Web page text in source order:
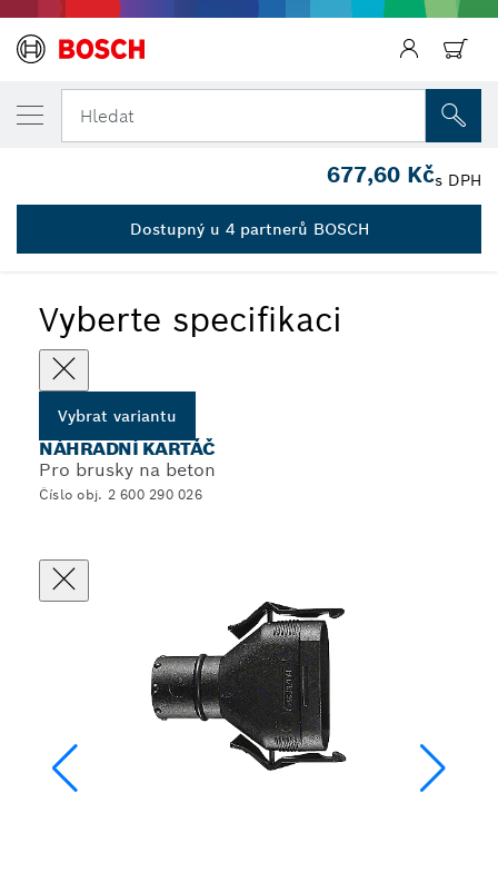
Hledat
Náhradní kartáče pro brusky na beton
Vyberte specifikaci
Vybrat variantu
NÁHRADNÍ KARTÁČ
Pro brusky na beton
Číslo obj. 2 600 290 026
ZVOLENÁ VARIANTA
Náhradní kartáč
2 600 290 026
677,60 Kčs DPH
Dostupný u 4 partnerů BOSCH